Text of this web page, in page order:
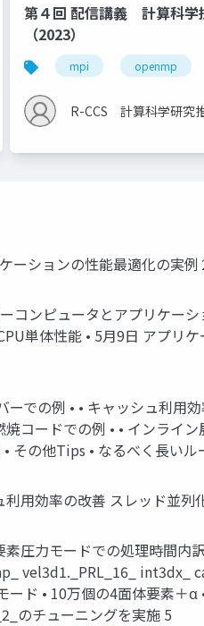
学技術
第４回 配信講義 計算科学
（2023）
mpi openmp
R-CCS 計算科学研究
ーションの性能最適化の実
コンピュータとアプリケー
単体性能 • 5⽉9⽇ アプリ
ーでの例 • • キャッシュ利
コードでの例 • • インライ
その他Tips • なるべく⻑い
⽤効率の改善 スレッド並列
圧力モードでの処理時間内
vel3d1._PRL_16_ int3dx_
ード • 10万個の4面体要素＋
のチューニングを実施 5